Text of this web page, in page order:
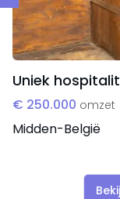
Uniek
€ 250.000 omzet
Midden-België